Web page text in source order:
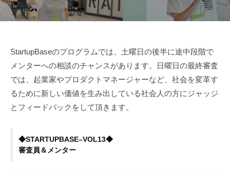
メ
ン
タ
ー・
査
StartupBaseのプログラムでは、土曜日の後半に途中段階で
メンターへの相談のチャンスがあります。日曜日の最終審査
では、起業家やプロダクトマネージャーなど、社会を変革す
るために新しい価値を生み出している社会人の方にジャッジ
とフィードバックをして頂きます。
◆STARTUPBASE–VOL13◆
審査員＆メンター